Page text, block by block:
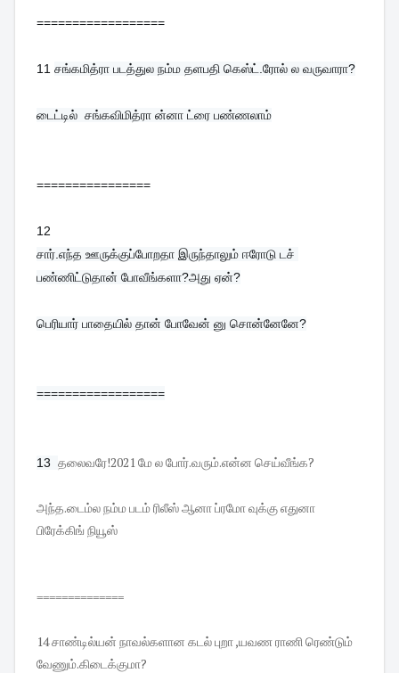
==================
11 சங்கமித்ரா படத்துல நம்ம தளபதி கெஸ்ட்.ரோல் ல வருவாரா?
டைட்டில்  சங்கவிமித்ரா ன்னா ட்ரை பண்ணலாம்
================
12
சார்.எந்த ஊருக்குப்போறதா இருந்தாலும் ஈரோடு டச்
பண்ணிட்டுதான் போவீங்களா?அது ஏன்?
பெரியார் பாதையில் தான் போவேன் னு சொன்னேனே?
==================
13 தலைவரே!2021 மே ல போர்.வரும்.என்ன செய்வீங்க?
அந்த.டைம்ல நம்ம படம் ரிலீஸ் ஆனா ப்ரமோ வுக்கு எதுனா
பிரேக்கிங் நியூஸ்
==============
14 சாண்டில்யன் நாவல்களான கடல் புறா ,யவண ராணி ரெண்டும்
வேணும்.கிடைக்குமா?